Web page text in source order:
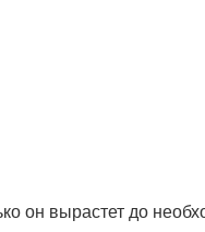
он вырастет до